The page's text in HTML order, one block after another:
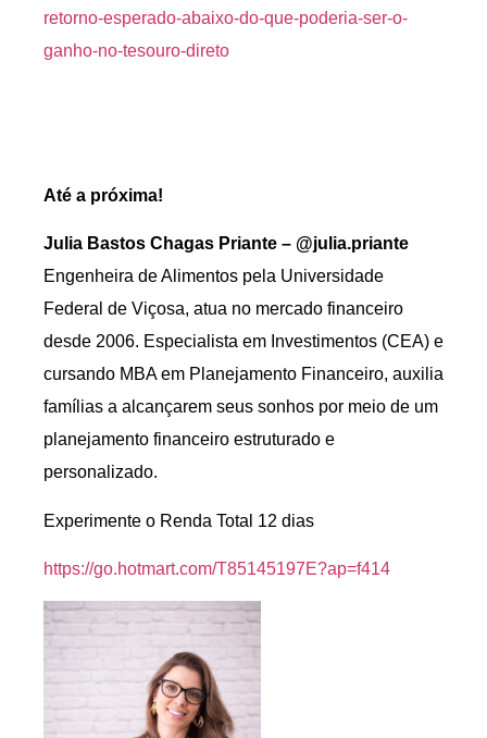
retorno-esperado-abaixo-do-que-poderia-ser-o-
ganho-no-tesouro-direto
Até a próxima!
Julia Bastos Chagas Priante – @julia.priante
Engenheira de Alimentos pela Universidade
Federal de Viçosa, atua no mercado financeiro
desde 2006. Especialista em Investimentos (CEA) e
cursando MBA em Planejamento Financeiro, auxilia
famílias a alcançarem seus sonhos por meio de um
planejamento financeiro estruturado e
personalizado.
Experimente o Renda Total 12 dias
https://go.hotmart.com/T85145197E?ap=f414